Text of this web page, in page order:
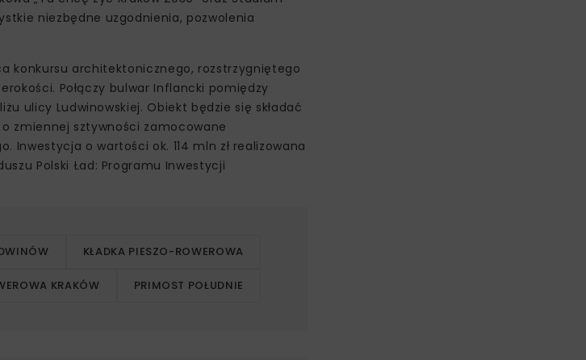
niezbędne uzgodnienia, pozwolenia
konkursu architektonicznego, rozstrzygniętego
Połączy bulwar Inflancki pomiędzy
ulicy Ludwinowskiej. Obiekt będzie się składać
zmiennej sztywności zamocowane
o wartości ok. 114 mln zł realizowana
Polski Ład: Programu Inwestycji
KŁADKA PIESZO-ROWEROWA
KRAKÓW PRIMOST POŁUDNIE